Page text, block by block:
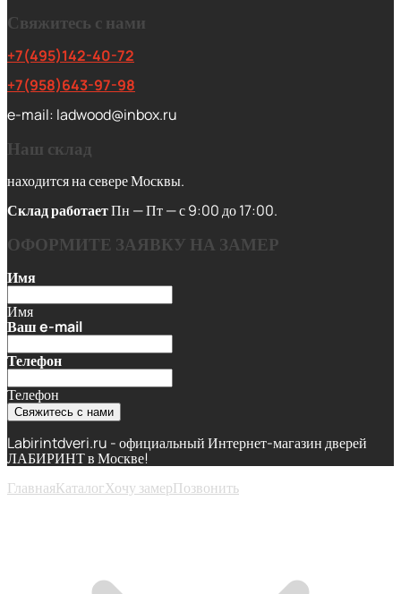
Свяжитесь с нами
+7(495)142-40-72
+7(958)643-97-98
e-mail: ladwood@inbox.ru
Наш склад
находится на севере Москвы.
Склад работаетПн — Пт — с 9:00 до 17:00.
ОФОРМИТЕ ЗАЯВКУ НА ЗАМЕР
Имя
Имя
Ваш e-mail
Телефон
Телефон
Свяжитесь с нами
Labirintdveri.ru - официальный Интернет-магазин дверей
ЛАБИРИНТ в Москве!
ГлавнаяКаталогХочу замерПозвонить